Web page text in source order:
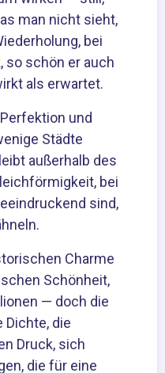
man nicht sieht,
bei
so schön er auch
als erwartet.
und
Städte
außerhalb des
bei
sind,
Charme
Schönheit,
— doch die
Dichte, die
Druck, sich
die für eine